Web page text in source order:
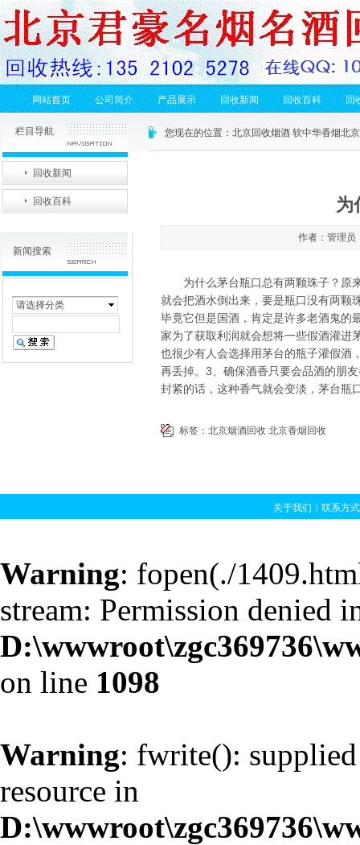
网站首页 公司简介 产品展示 回收新闻 回收百科 回
新闻搜索
请选择分类
栏目导航
回收新闻
回收百科
您现在的位置： 北京回收烟酒 软中华香烟北
为
作者：管理
为什么茅台瓶口总有两颗珠子？原来
就会把酒水倒出来，要是瓶口没有两颗
毕竟它但是国酒，肯定是许多老酒鬼的
家为了获取利润就会想将一些假酒灌进
也很少有人会选择用茅台的瓶子灌假酒
再丢掉。3、确保酒香只要会品酒的朋
封紧的话，这种香气就会变淡，茅台瓶
标签： 北京烟酒回收 北京香烟回收
关于我们 | 联系方式
冬虫夏草回
Warning: fopen(./
stream: Permission denied
on line 1098
Warning: fwrite():
resource in